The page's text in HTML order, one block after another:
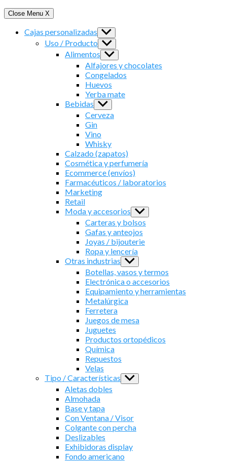
Close Menu X
Cajas personalizadas Show
sub
menu
Uso / Producto Show
sub
menu
Alimentos Show
sub
menu
Alfajores y chocolates
Congelados
Huevos
Yerba mate
Bebidas Show
sub
menu
Cerveza
Gin
Vino
Whisky
Calzado (zapatos)
Cosmética y perfumería
Ecommerce (envíos)
Farmacéuticos / laboratorios
Marketing
Retail
Moda y accesorios Show
sub
menu
Carteras y bolsos
Gafas y anteojos
Joyas / bijouterie
Ropa y lencería
Otras industrias Show
sub
menu
Botellas, vasos y termos
Electrónica o accesorios
Equipamiento y herramientas
Metalúrgica
Ferretera
Juegos de mesa
Juguetes
Productos ortopédicos
Química
Repuestos
Velas
Tipo / Características Show
sub
Aletas dobles
Almohada
Base y tapa
Con Ventana / Visor
Colgante con percha
Deslizables
Exhibidoras display
Fondo americano